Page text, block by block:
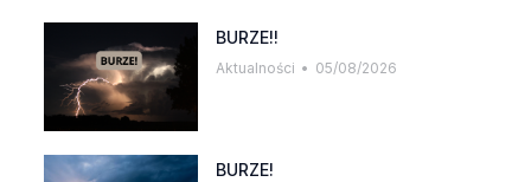
BURZE!!
Aktualności 05/08/2026
BURZE!